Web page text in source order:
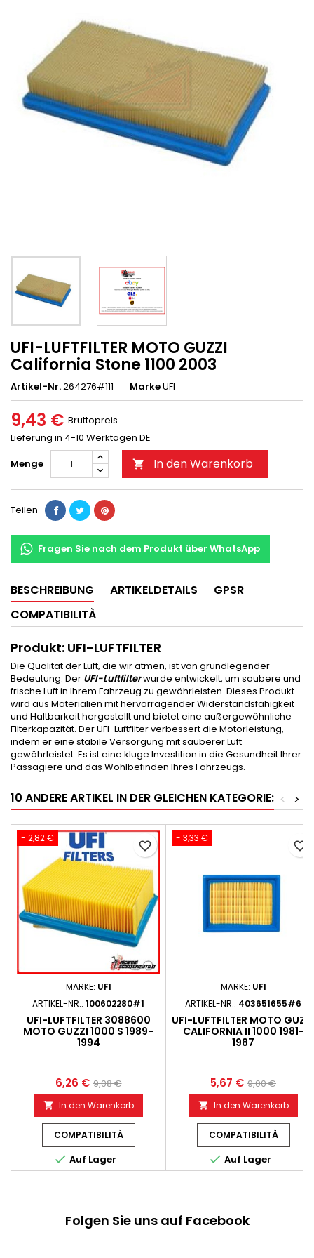
UFI-LUFTFILTER MOTO GUZZI
California Stone 1100 2003
Artikel-Nr.264276#111 MarkeUFI
9,43 € Bruttopreis
Lieferung in 4-10 Werktagen DE
Menge
 In den Warenkorb
Teilen
Fragen Sie nach dem Produkt über WhatsApp
BESCHREIBUNG ARTIKELDETAILS
GPSR
COMPATIBILITÀ
Produkt: UFI-LUFTFILTER
Die Qualität der Luft, die wir atmen, ist von grundlegender
Bedeutung. Der UFI-Luftfilterwurde entwickelt, um saubere und
frische Luft in Ihrem Fahrzeug zu gewährleisten. Dieses Produkt
wird aus Materialien mit hervorragender Widerstandsfähigkeit
und Haltbarkeit hergestellt und bietet eine außergewöhnliche
Filterkapazität. Der UFI-Luftfilter verbessert die Motorleistung,
indem er eine stabile Versorgung mit sauberer Luft
gewährleistet. Es ist eine kluge Investition in die Gesundheit Ihrer
Passagiere und das Wohlbefinden Ihres Fahrzeugs.
10 ANDERE ARTIKEL IN DER GLEICHEN KATEGORIE: >
<
- 2,82 €
MARKE: UFI
ARTIKEL-NR.: 100602280#1
UFI-LUFTFILTER 3088600
MOTO GUZZI 1000 S 1989-
1994
6,26 € 9,08 €
 In den Warenkorb
COMPATIBILITÀ
 Auf Lager
favorite_border
- 3,33 €
MARKE: UFI
ARTIKEL-NR.: 403651655#6
UFI-LUFTFILTER MOTO GUZZI
CALIFORNIA II 1000 1981-
1987
5,67 € 9,00 €
 In den Warenkorb
COMPATIBILITÀ
 Auf Lager
favorite_border
Folgen Sie uns auf Facebook